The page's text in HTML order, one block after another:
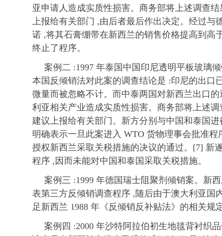
亚申请人造成实质性损害。商务部将上述调查
上报给有关部门 ,由后者最后作出决定。经过与
诺 ,将其石膏绷带在新西兰的销售价格提高到高
终止了程序。
案例二 :1997 年泰国中国印尼透明平板玻璃
本国反倾销法对此案的调查结论是 :印尼的出口
微量而被忽略不计。而中泰两国对新西兰出口
利亚相关产业造成实质性损害。商务部将上述
建议上报给有关部门。新方分别与中国和泰国
明确表示一旦此案进入 WTO 货物理事会批准
授权新西兰采取关税措施的决议的通过。[7] 新
程序 ,因而未能对中国和泰国采取关税措施。
案例三 :1999 年德国瑞士阻聚剂倾销案。新
表第三方反倾销调查程序 ,随后由于澳大利亚国
足新西兰 1988 年《反倾销反补贴法》的相关规
案例四 :2000 年沙特阿拉伯初生地毯背衬织